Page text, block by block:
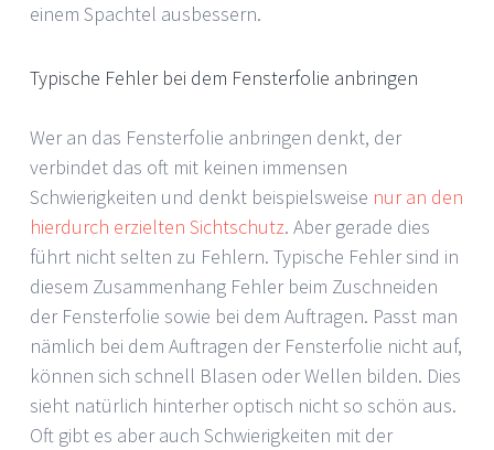
einem Spachtel ausbessern.
Typische Fehler bei dem Fensterfolie anbringen
Wer an das Fensterfolie anbringen denkt, der
verbindet das oft mit keinen immensen
Schwierigkeiten und denkt beispielsweise nur an den
hierdurch erzielten Sichtschutz. Aber gerade dies
führt nicht selten zu Fehlern. Typische Fehler sind in
diesem Zusammenhang Fehler beim Zuschneiden
der Fensterfolie sowie bei dem Auftragen. Passt man
nämlich bei dem Auftragen der Fensterfolie nicht auf,
können sich schnell Blasen oder Wellen bilden. Dies
sieht natürlich hinterher optisch nicht so schön aus.
Oft gibt es aber auch Schwierigkeiten mit der